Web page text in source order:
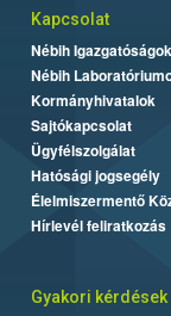
Kapcsolat
Nébih Igazgatóságok
Nébih
Kormányhivatalok
Sajtókapcsolat
Ügyfélszolgálat
Hatósági jogsegély
Élelmiszermentő
Hírlevél feliratkozás
Gyakori kérdések